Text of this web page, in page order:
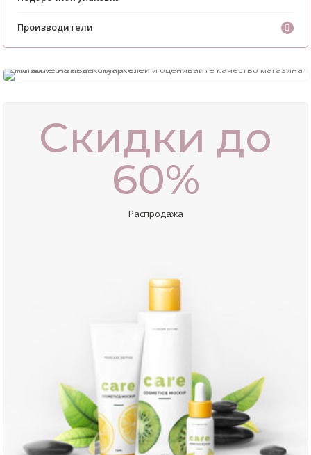
Производители
Скидки до
60%
Распродажа